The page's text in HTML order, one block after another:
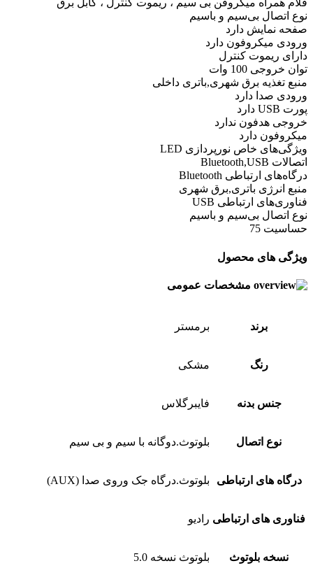
قلام همراه میکروفن بی سیم ، ریموت کنترل ، کابل برق
نوع اتصال بی‌سیم و باسیم
صفحه نمایش دارد
ورودی میکروفون دارد
دارای ریموت کنترل
توان خروجی 100 وات
منبع تغذیه برق شهری,باتری داخلی
ورودی صدا دارد
پورت USB
دارد
خروجی هدفون ندارد
میکروفون دارد
ویژگی‌های خاص نورپردازی LED
اتصالات Bluetooth,USB
درگاه‌های ارتباطی Bluetooth
منبع انرژی باتری,برق شهری
فناوری‌های ارتباطی USB
نوع اتصال بی‌سیم و باسیم
حساسیت 75
ویژگی های محصول
مشخصات عمومی
برند برمستر
رنگ مشکی
جنس بدنه فایبرگلاس
نوع اتصال بلوتوث.دوگانه با سیم و بی سیم
درگاه های ارتباطی بلوتوث.درگاه جک وروی صدا (AUX)
فناوری های ارتباطی رادیو
نسخه بلوتوث بلوتوث نسخه 5.0